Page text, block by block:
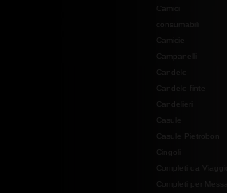
Campanelli
Candele
Candele finte
Candelieri
Casule
Casule Pietrobon
Cingoli
Completi da Viaggio
Completi per Messa